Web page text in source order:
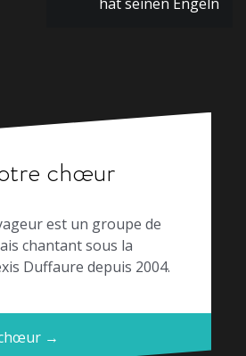
chœur
est un groupe de
chantant sous la
Duffaure depuis 2004.
→